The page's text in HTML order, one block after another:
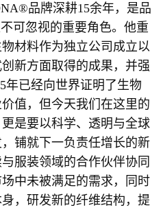
品牌深耕15余年，是品
可忽视的重要角色。他重
材料作为独立公司成立以
新方面取得的成果，并强
年已经向世界证明了生物
值，但今天我们在这里的
是要以科学、透明与全球
铺就下一负责任增长的新
服装领域的合作伙伴协同
中未被满足的需求，同时
，研发新的纤维结构，提